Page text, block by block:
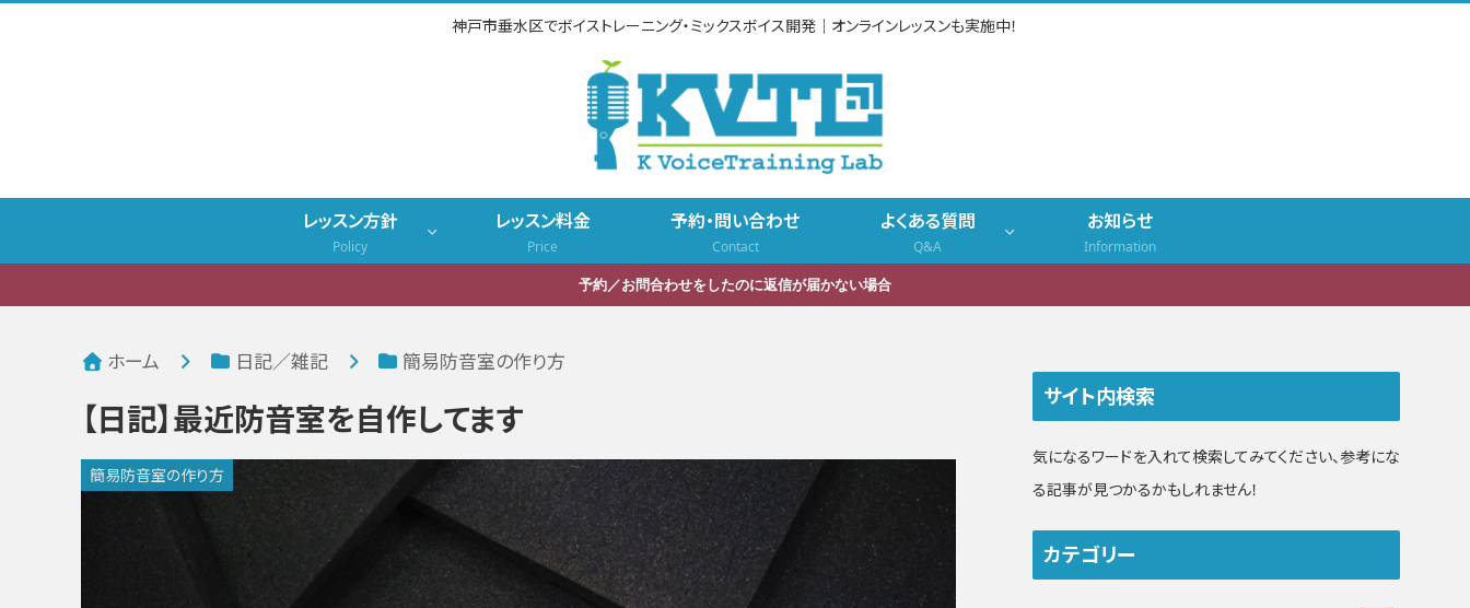
神戸市垂水区でボイストレーニング・ミックスボイス開発｜オンラインレッスンも実施中！
レッスン方針
Policy
レッスン料金
Price
予約・問い合わせ
Contact
よくある質問
Q&A
お知らせ
Information
予約／お問合わせをしたのに返信が届かない場合
ホーム 日記／雑記 簡易防音室の作り方
【日記】最近防音室を自作してます
簡易防音室の作り方
サイト内検索
気になるワードを入れて検索してみてください、参考にな
る記事が見つかるかもしれません！
カテゴリー